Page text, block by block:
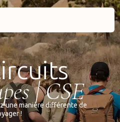
| CSE
une manière différente de
!